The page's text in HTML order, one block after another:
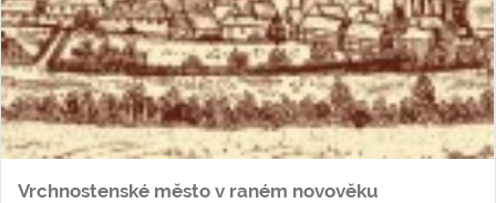
Vrchnostenské město v raném novověku